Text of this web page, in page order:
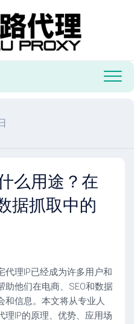
么用途？在
据抓取中的
代理IP已经成为许多用户和
助他们在电商、SEO和数据
和信息。本文将从专业人
理IP的原理、优势、应用场